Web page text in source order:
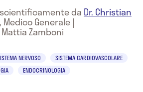
da Dr. Christian
, Medico Generale|
Zamboni
NERVOSO
SISTEMA CARDIOVASCOLARE
ENDOCRINOLOGIA